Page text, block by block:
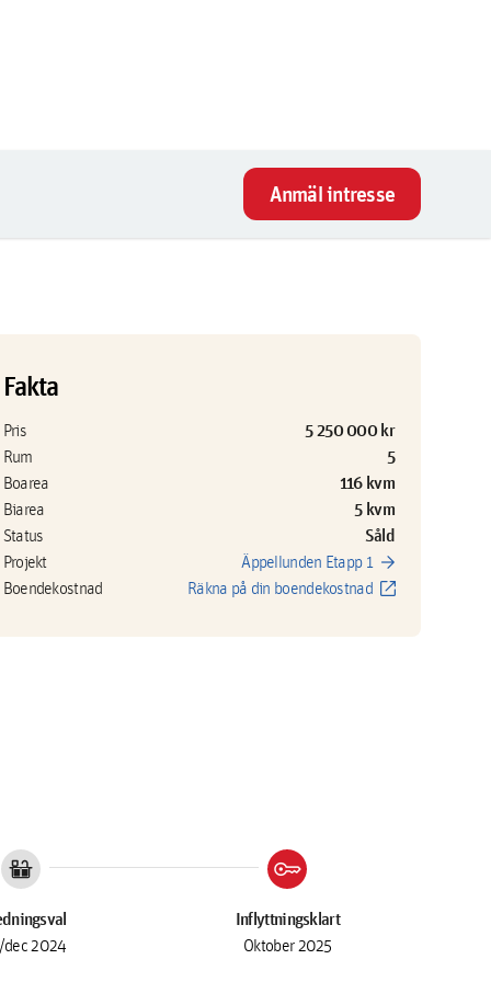
Anmäl intresse
Fakta
Pris 5 250 000 kr
Rum 5
Boarea 116 kvm
Biarea 5 kvm
Status Såld
Projekt Äppellunden Etapp 1 arrow_forward
Boendekostnad Räkna på din boendekostnad open_in_new
countertops
dec 2024
key
Inflyttningsklart
Oktober 2025